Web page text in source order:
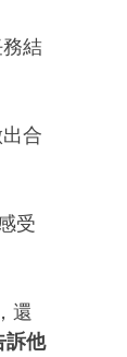
結
合
受
還
訴他